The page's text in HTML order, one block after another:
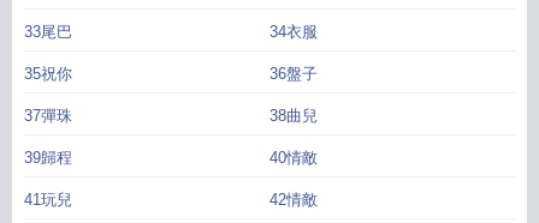
33尾巴 34衣服
35祝你 36盤子
37彈珠 38曲兒
39歸程 40情敵
41玩兒 42情敵